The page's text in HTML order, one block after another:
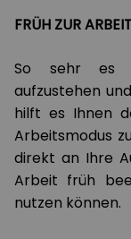
FRÜH ZUR
So sehr es
aufzustehen
hilft es Ihnen
Arbeitsmodus
direkt an Ihre
Arbeit früh
nutzen können.